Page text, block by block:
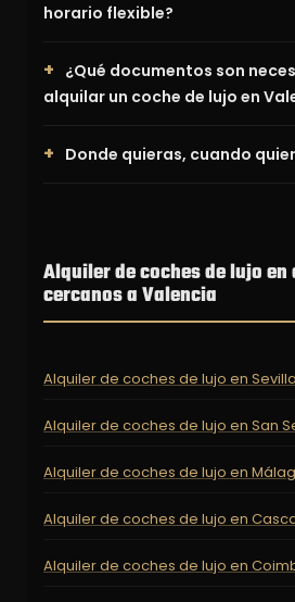
horario flexible?
¿Qué documentos son
alquilar un coche de lujo en
Donde quieras, cuando
Alquiler de coches de lujo
cercanos a Valencia
Alquiler de coches de lujo en Sevilla
Alquiler de coches de lujo en San
Alquiler de coches de lujo en
Alquiler de coches de lujo en
Alquiler de coches de lujo en